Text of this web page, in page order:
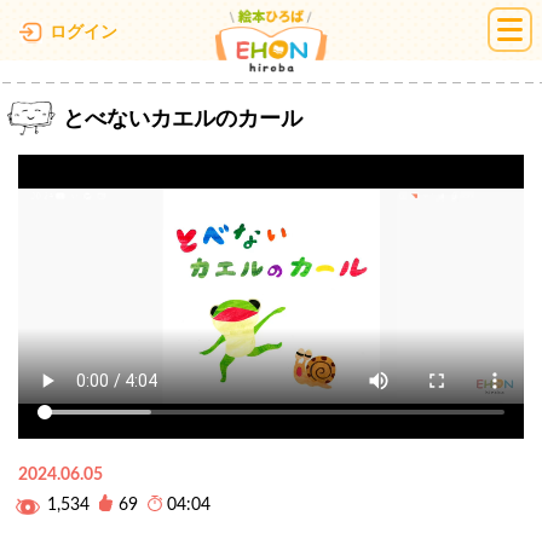
ログイン 絵本ひろば
とべないカエルのカール
2024.06.05
1,534
69 04:04